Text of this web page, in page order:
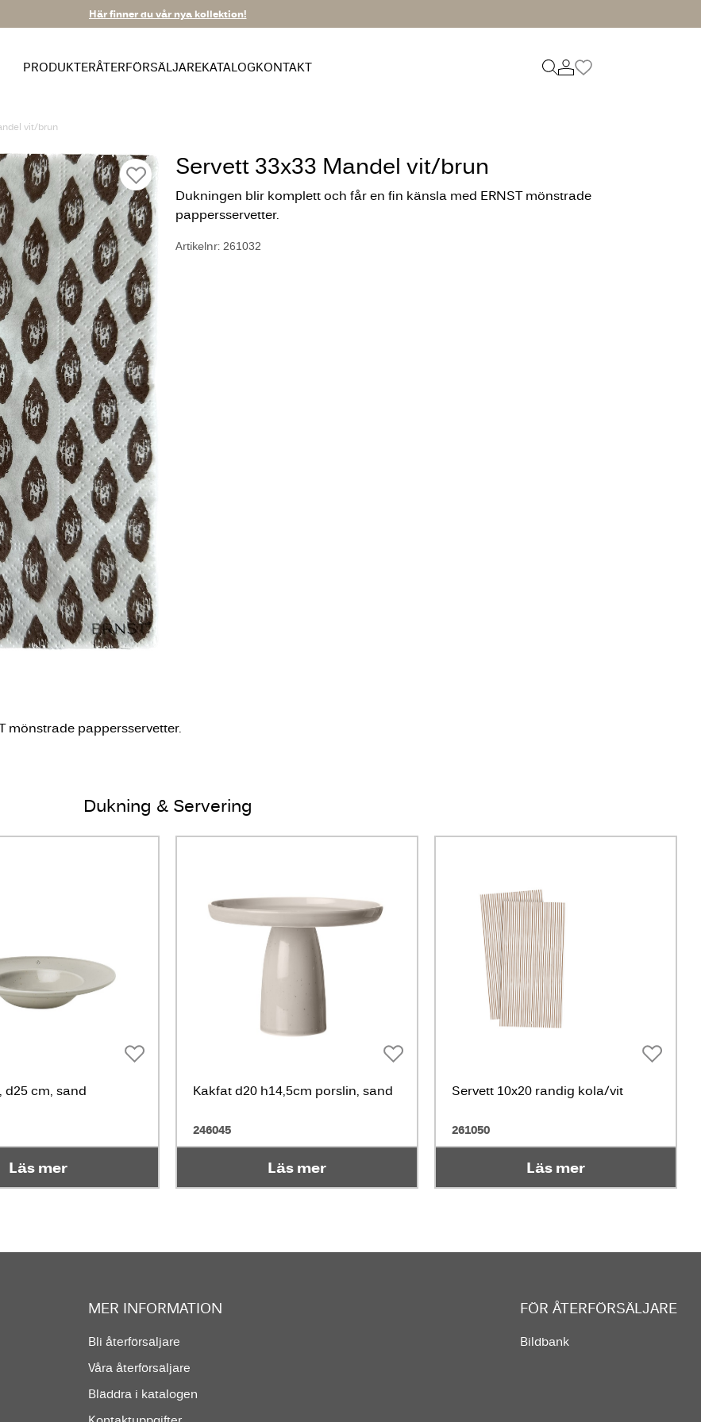
Här finner du vår nya kollektion!
PRODUKTERÅTERFÖRSÄLJAREKATALOGKONTAKT
vit/brun
Servett 33x33 Mandel vit/brun
Dukningen blir komplett och får en fin känsla med ERNST mönstrade
pappersservetter.
Artikelnr: 261032
mönstrade pappersservetter.
Dukning & Servering
d25 cm, sand
Läs mer
Kakfat d20 h14,5cm porslin, sand
246045
Läs mer
Servett 10x20 randig kola/vit
261050
Läs mer
MER INFORMATION
Bli återförsäljare
Våra återförsäljare
Bläddra i katalogen
FÖR ÅTERFÖRSÄLJARE
Bildbank